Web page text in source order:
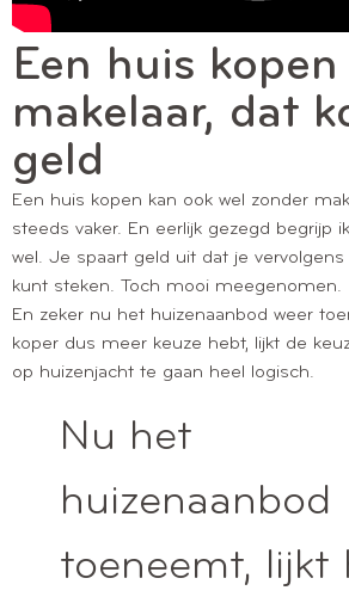
Een huis
makelaar, dat
geld
Een huis kopen kan ook wel zonder
steeds vaker. En eerlijk gezegd begrijp
wel. Je spaart geld uit dat je
kunt steken. Toch mooi meegenomen.
En zeker nu het huizenaanbod weer
koper dus meer keuze hebt, lijkt de
op huizenjacht te gaan heel logisch.
Nu het
huizenaanbod
toeneemt, lijkt